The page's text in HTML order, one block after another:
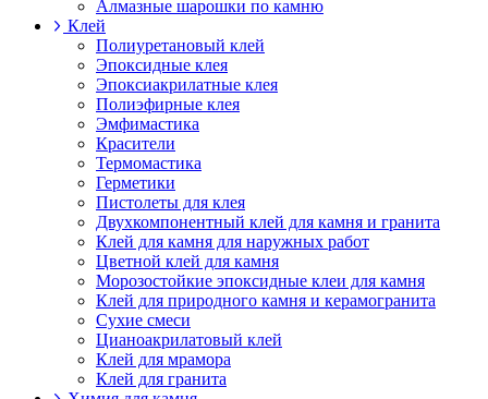
Алмазные шарошки по камню
Клей
Полиуретановый клей
Эпоксидные клея
Эпоксиакрилатные клея
Полиэфирные клея
Эмфимастика
Красители
Термомастика
Герметики
Пистолеты для клея
Двухкомпонентный клей для камня и гранита
Клей для камня для наружных работ
Цветной клей для камня
Морозостойкие эпоксидные клеи для камня
Клей для природного камня и керамогранита
Сухие смеси
Цианоакрилатовый клей
Клей для мрамора
Клей для гранита